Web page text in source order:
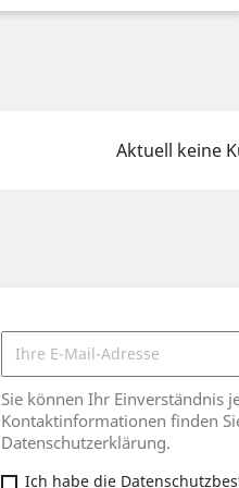
Aktuell keine
Sie können Ihr Einverständnis
Kontaktinformationen finden
Datenschutzerklärung.
Ich habe die